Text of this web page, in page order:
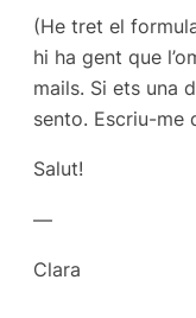
(He tret el
hi ha gent que
mails. Si ets una
sento. Escriu-me
Salut!
—
Clara